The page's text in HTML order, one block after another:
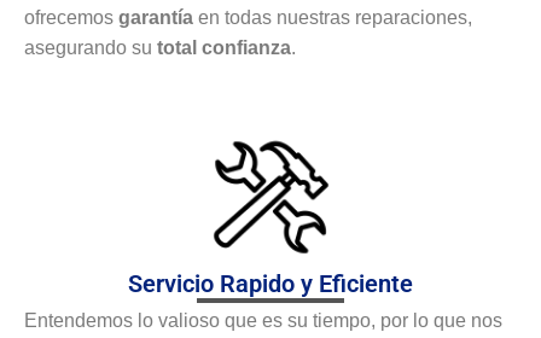
ofrecemos garantía en todas nuestras reparaciones,
asegurando su total confianza.
Servicio Rapido y Eficiente
Entendemos lo valioso que es su tiempo, por lo que nos